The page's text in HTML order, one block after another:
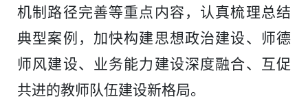
机制路径完善等重点内容，认真梳理总结
典型案例，加快构建思想政治建设、师德
师风建设、业务能力建设深度融合、互促
共进的教师队伍建设新格局。